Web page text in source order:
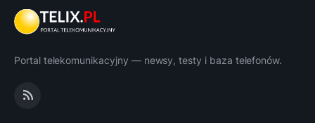
Portal telekomunikacyjny — newsy, testy i baza telefonów.